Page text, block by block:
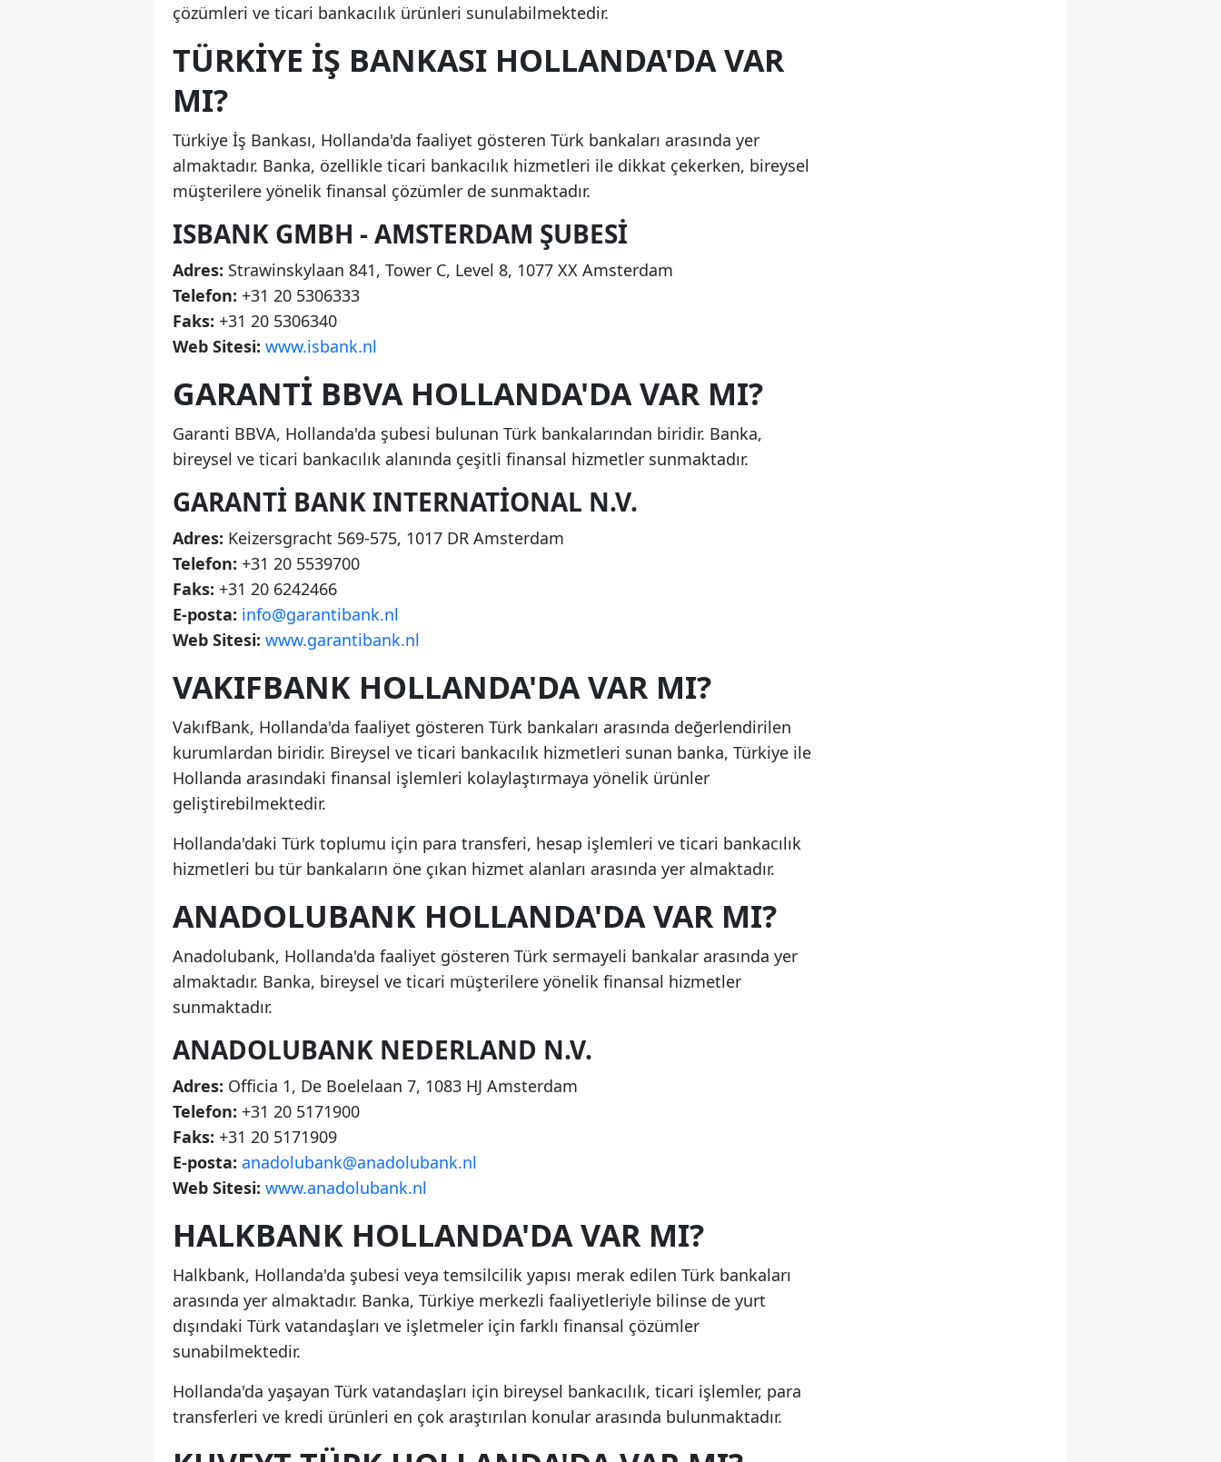
çözümleri ve ticari bankacılık ürünleri sunulabilmektedir.
TÜRKIYE İŞ BANKASI HOLLANDA'DA VAR
MI?
Türkiye İş Bankası, Hollanda'da faaliyet gösteren Türk bankaları arasında yer
almaktadır. Banka, özellikle ticari bankacılık hizmetleri ile dikkat çekerken, bireysel
müşterilere yönelik finansal çözümler de sunmaktadır.
ISBANK GMBH - AMSTERDAM ŞUBESI
Adres: Strawinskylaan 841, Tower C, Level 8, 1077 XX Amsterdam
Telefon: +31 20 5306333
Faks: +31 20 5306340
Web Sitesi: www.isbank.nl
GARANTI BBVA HOLLANDA'DA VAR MI?
Garanti BBVA, Hollanda'da şubesi bulunan Türk bankalarından biridir. Banka,
bireysel ve ticari bankacılık alanında çeşitli finansal hizmetler sunmaktadır.
GARANTI BANK INTERNATIONAL N.V.
Adres: Keizersgracht 569-575, 1017 DR Amsterdam
Telefon: +31 20 5539700
Faks: +31 20 6242466
E-posta: info@garantibank.nl
Web Sitesi: www.garantibank.nl
VAKIFBANK HOLLANDA'DA VAR MI?
VakıfBank, Hollanda'da faaliyet gösteren Türk bankaları arasında değerlendirilen
kurumlardan biridir. Bireysel ve ticari bankacılık hizmetleri sunan banka, Türkiye ile
Hollanda arasındaki finansal işlemleri kolaylaştırmaya yönelik ürünler
geliştirebilmektedir.
Hollanda'daki Türk toplumu için para transferi, hesap işlemleri ve ticari bankacılık
hizmetleri bu tür bankaların öne çıkan hizmet alanları arasında yer almaktadır.
ANADOLUBANK HOLLANDA'DA VAR MI?
Anadolubank, Hollanda'da faaliyet gösteren Türk sermayeli bankalar arasında yer
almaktadır. Banka, bireysel ve ticari müşterilere yönelik finansal hizmetler
sunmaktadır.
ANADOLUBANK NEDERLAND N.V.
Adres: Officia 1, De Boelelaan 7, 1083 HJ Amsterdam
Telefon: +31 20 5171900
Faks: +31 20 5171909
E-posta: anadolubank@anadolubank.nl
Web Sitesi: www.anadolubank.nl
HALKBANK HOLLANDA'DA VAR MI?
Halkbank, Hollanda'da şubesi veya temsilcilik yapısı merak edilen Türk bankaları
arasında yer almaktadır. Banka, Türkiye merkezli faaliyetleriyle bilinse de yurt
dışındaki Türk vatandaşları ve işletmeler için farklı finansal çözümler
sunabilmektedir.
Hollanda'da yaşayan Türk vatandaşları için bireysel bankacılık, ticari işlemler, para
transferleri ve kredi ürünleri en çok araştırılan konular arasında bulunmaktadır.